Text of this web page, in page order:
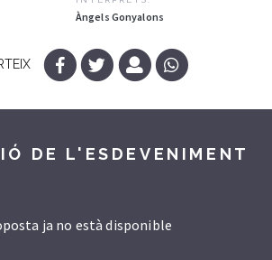
Àngels Gonyalons
DE L'ESDEVENIMENT
ja no està disponible